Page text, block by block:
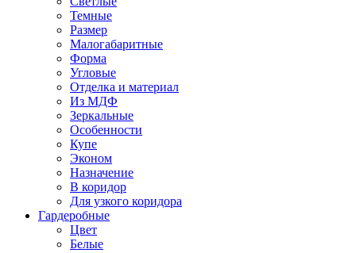
Темные
Размер
Малогабаритные
Форма
Угловые
Отделка и материал
Из МДФ
Зеркальные
Особенности
Купе
Эконом
Назначение
В коридор
Для узкого коридора
Гардеробные
Цвет
Белые